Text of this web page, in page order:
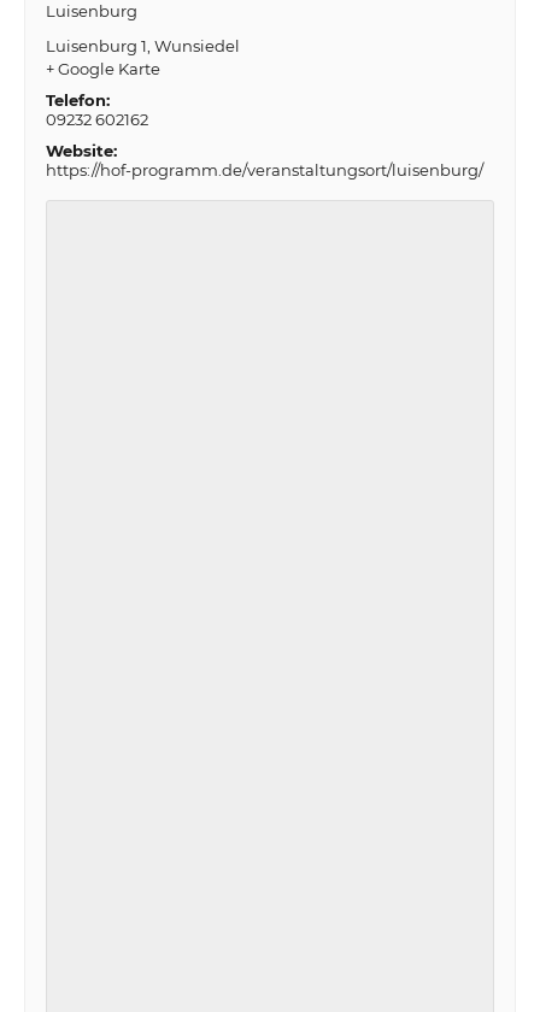
Luisenburg
Luisenburg 1 Wunsiedel
+ Google Karte
Telefon:
09232 602162
Website:
https://hof-programm.de/veranstaltungsort/luisenburg/